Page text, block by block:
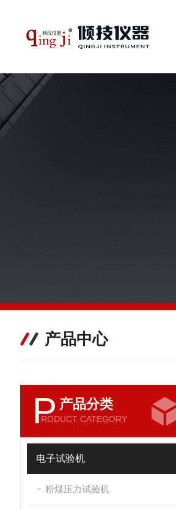
产品中心
P 产品分类
RODUCT CATEGORY
电子试验机
粉煤压力试验机